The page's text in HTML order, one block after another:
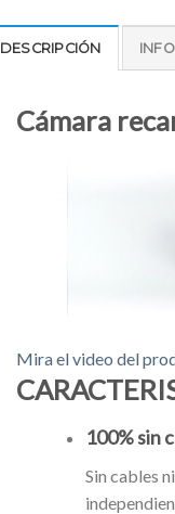
DESCRIPCIÓN
Cámara
Mira el video del
100% sin
Sin cables